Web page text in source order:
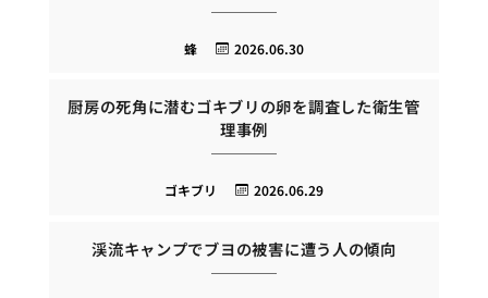
2026.06.30
蜂
厨房の死角に潜むゴキブリの卵を調査した衛生管
理事例
2026.06.29
ゴキブリ
渓流キャンプでブヨの被害に遭う人の傾向